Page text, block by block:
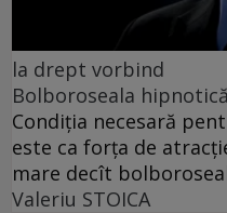
la drept vorbind
Bolboroseala
Condiția necesară
este ca forța de
mare decît
Valeriu STOICA